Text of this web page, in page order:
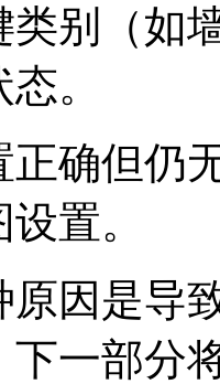
类别（如
。
正确但仍
置。
原因是导
下一部分